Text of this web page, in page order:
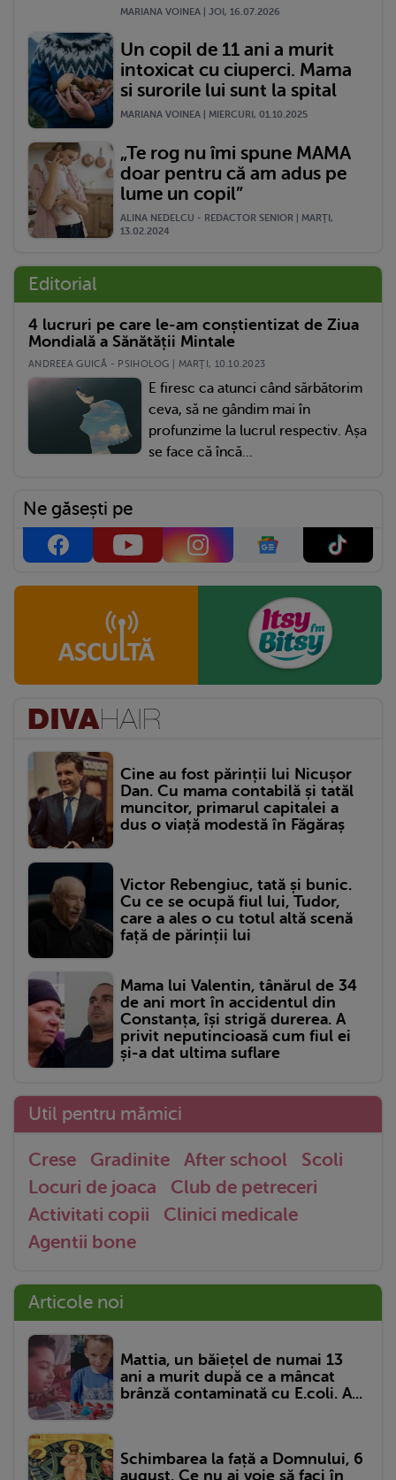
MARIANA VOINEA | JOI, 16.07.2026
Un copil de 11 ani a murit
intoxicat cu ciuperci. Mama
si surorile lui sunt la spital
MARIANA VOINEA | MIERCURI, 01.10.2025
„Te rog nu îmi spune MAMA
doar pentru că am adus pe
lume un copil”
ALINA NEDELCU - REDACTOR SENIOR | MARŢI,
13.02.2024
Editorial
4 lucruri pe care le-am conștientizat de Ziua
Mondială a Sănătății Mintale
ANDREEA GUICĂ - PSIHOLOG | MARŢI, 10.10.2023
E firesc ca atunci când sărbătorim
ceva, să ne gândim mai în
profunzime la lucrul respectiv. Așa
se face că încă...
Ne găsești pe
Cine au fost părinții lui Nicușor
Dan. Cu mama contabilă și tatăl
muncitor, primarul capitalei a
dus o viață modestă în Făgăraș
Victor Rebengiuc, tată și bunic.
Cu ce se ocupă fiul lui, Tudor,
care a ales o cu totul altă scenă
față de părinții lui
Mama lui Valentin, tânărul de 34
de ani mort în accidentul din
Constanța, își strigă durerea. A
privit neputincioasă cum fiul ei
și-a dat ultima suflare
Util pentru mămici
Crese Gradinite After school
Scoli
Locuri de joaca
Club de petreceri
Activitati copii
Clinici medicale
Agentii bone
Articole noi
Mattia, un băiețel de numai 13
ani a murit după ce a mâncat
brânză contaminată cu E.coli. A...
Schimbarea la față a Domnului, 6
august. Ce nu ai voie să faci în